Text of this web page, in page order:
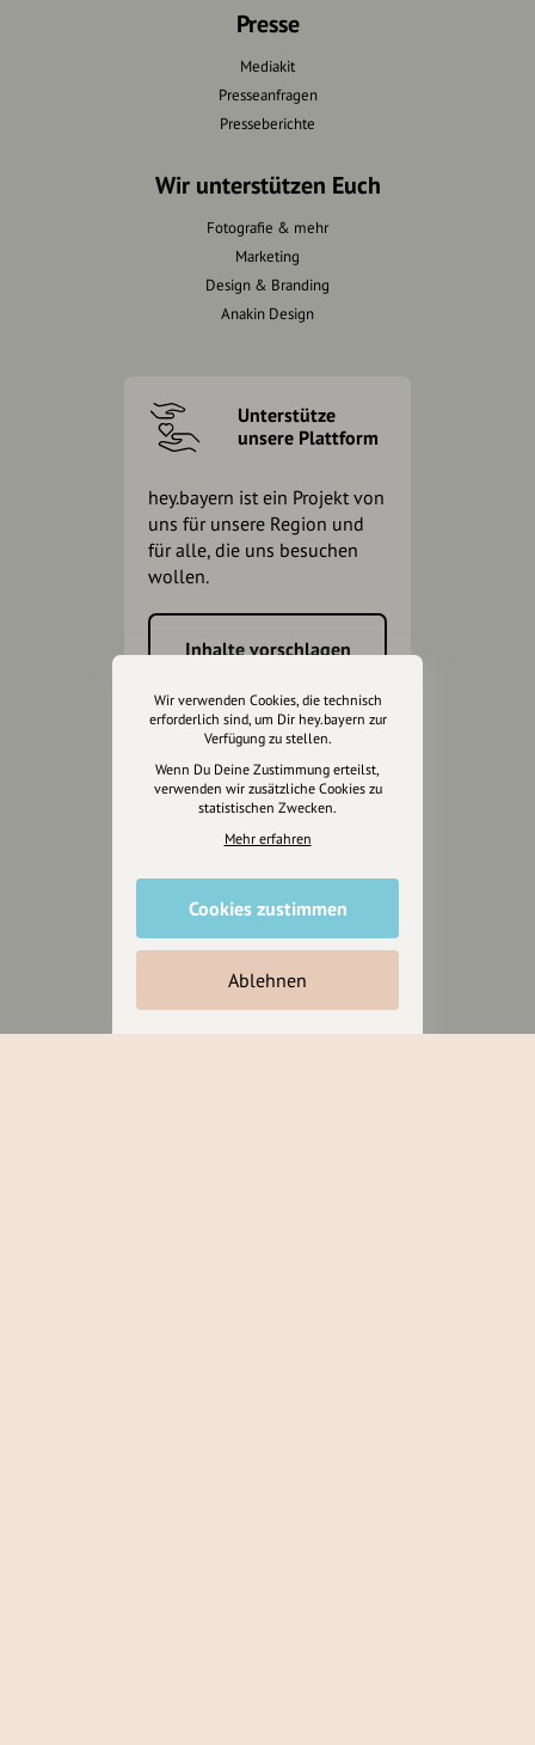
Presse
Mediakit
Presseanfragen
Presseberichte
Wir unterstützen Euch
Fotografie & mehr
Marketing
Design & Branding
Anakin Design
Unterstütze
unsere Plattform
hey.bayern ist ein Projekt von
uns für unsere Region und
für alle, die uns besuchen
wollen.
Inhalte vorschlagen
Jetzt unterstützen
Wir können leider keine
Spendenquittung ausstellen.
Wir verwenden Cookies, die technisch
erforderlich sind, um Dir hey.bayern zur
Verfügung zu stellen.
Wenn Du Deine Zustimmung erteilst,
verwenden wir zusätzliche Cookies zu
statistischen Zwecken.
Mehr erfahren
Cookies zustimmen
Ablehnen